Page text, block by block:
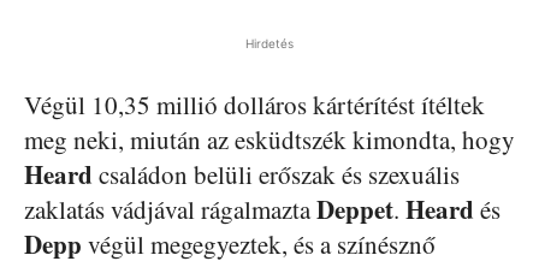
Hirdetés
Végül 10,35 millió dolláros kártérítést ítéltek
meg neki, miután az esküdtszék kimondta, hogy
Heard családon belüli erőszak és szexuális
zaklatás vádjával rágalmaztaDeppet. Heard és
Depp végül megegyeztek, és a színésznő